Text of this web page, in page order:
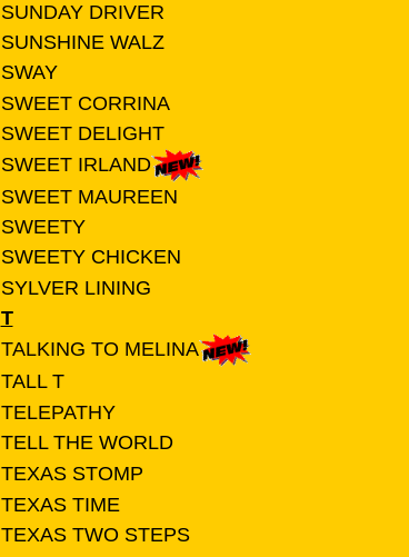
SUNDAY DRIVER
SUNSHINE WALZ
SWAY
SWEET CORRINA
SWEET DELIGHT
SWEET IRLAND
SWEET MAUREEN
SWEETY
SWEETY CHICKEN
SYLVER LINING
T
TALKING TO MELINA
TALL T
TELEPATHY
TELL THE WORLD
TEXAS STOMP
TEXAS TIME
TEXAS TWO STEPS